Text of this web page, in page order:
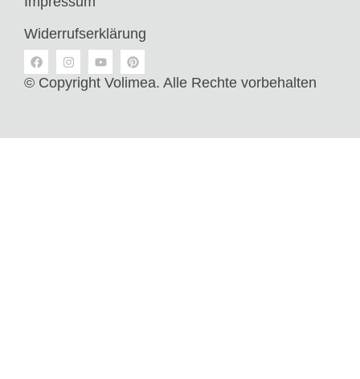
Widerrufserklärung
© Copyright Volimea. Alle Rechte vorbehalten